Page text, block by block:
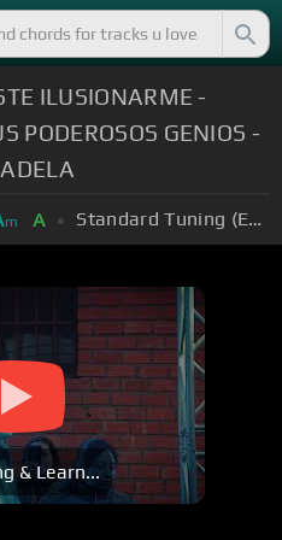
ILUSIONARME -
PODEROSOS GENIOS -
m A Standard Tuning (EADGBE)
& Learn...